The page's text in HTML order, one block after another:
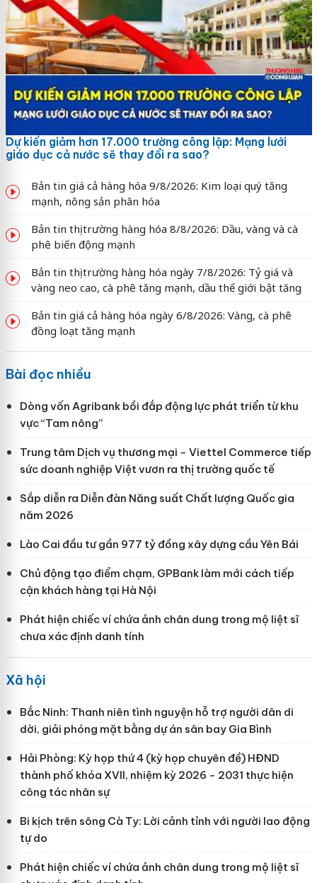
Dự kiến giảm hơn 17.000 trường công lập: Mạng lưới
giáo dục cả nước sẽ thay đổi ra sao?
Bản tin giá cả hàng hóa 9/8/2026: Kim loại quý tăng
mạnh, nông sản phân hóa
Bản tin thị trường hàng hóa 8/8/2026: Dầu, vàng và cà
phê biến động mạnh
Bản tin thị trường hàng hóa ngày 7/8/2026: Tỷ giá và
vàng neo cao, cà phê tăng mạnh, dầu thế giới bật tăng
Bản tin giá cả hàng hóa ngày 6/8/2026: Vàng, cà phê
đồng loạt tăng mạnh
Bài đọc nhiều
Dòng vốn Agribank bồi đắp động lực phát triển từ khu
vực “Tam nông”
Trung tâm Dịch vụ thương mại - Viettel Commerce tiếp
sức doanh nghiệp Việt vươn ra thị trường quốc tế
Sắp diễn ra Diễn đàn Năng suất Chất lượng Quốc gia
năm 2026
Lào Cai đầu tư gần 977 tỷ đồng xây dựng cầu Yên Bái
Chủ động tạo điểm chạm, GPBank làm mới cách tiếp
cận khách hàng tại Hà Nội
Phát hiện chiếc ví chứa ảnh chân dung trong mộ liệt sĩ
chưa xác định danh tính
Xã hội
Bắc Ninh: Thanh niên tình nguyện hỗ trợ người dân di
dời, giải phóng mặt bằng dự án sân bay Gia Bình
Hải Phòng: Kỳ họp thứ 4 (kỳ họp chuyên đề) HĐND
thành phố khóa XVII, nhiệm kỳ 2026 - 2031 thực hiện
công tác nhân sự
Bi kịch trên sông Cà Ty: Lời cảnh tỉnh với người lao động
tự do
Phát hiện chiếc ví chứa ảnh chân dung trong mộ liệt sĩ